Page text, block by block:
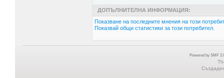
ДОПЪЛНИТЕЛНА ИНФОРМАЦИЯ:
Показване на последните мнения на този
Показвай общи статистики за този потребител.
Powered by SMF